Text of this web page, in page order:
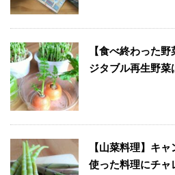
【食べ終わった
ジタブル再生野菜
【山菜料理】キ
使った料理にチャ